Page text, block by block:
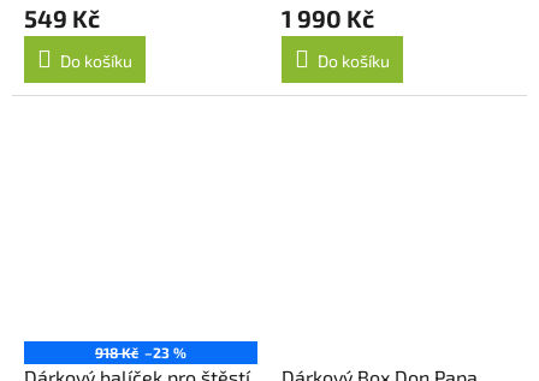
549 Kč
Do košíku
1 990 Kč
Do košíku
918 Kč –23 %